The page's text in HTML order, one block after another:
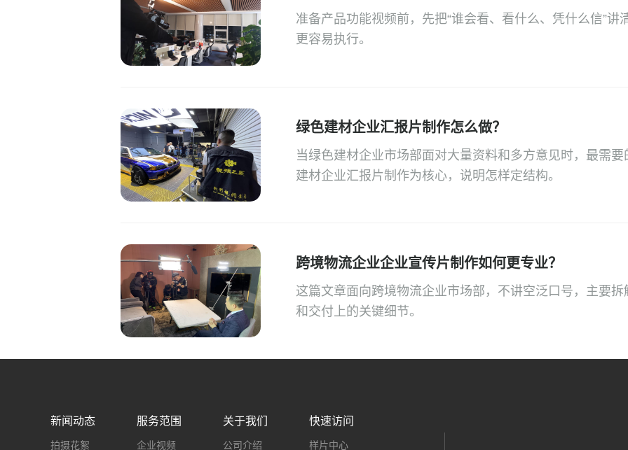
准备产品功能视频前，先把“谁会看、看什么、凭什么信”
更容易执行。
绿色建材企业汇报片制作怎么做？
当绿色建材企业市场部面对大量资料和多方意见时，最需
建材企业汇报片制作为核心，说明怎样定结构。
跨境物流企业企业宣传片制作如何更专业？
这篇文章面向跨境物流企业市场部，不讲空泛口号，主要
和交付上的关键细节。
新闻动态
拍摄花絮
服务范围
企业视频
关于我们
公司介绍
快速访问
样片中心